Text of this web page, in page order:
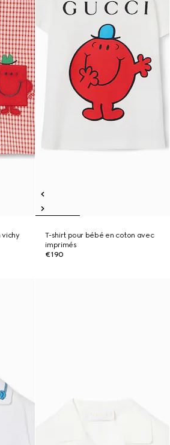
vichy
T-shirt pour bébé en coton avec
imprimés
€190